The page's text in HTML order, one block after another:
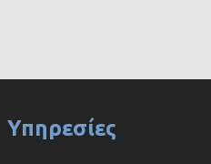
Υπηρεσίες